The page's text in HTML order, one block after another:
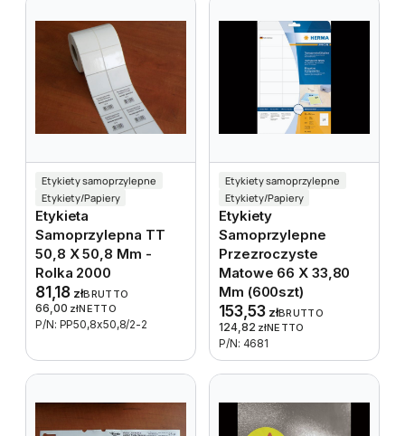
Etykiety samoprzylepne
Etykiety/Papiery
Etykieta
Samoprzylepna TT
50,8 X 50,8 Mm -
Rolka 2000
81,18 złBRUTTO
66,00 złNETTO
P/N: PP50,8x50,8/2-2
Etykiety samoprzylepne
Etykiety/Papiery
Etykiety
Samoprzylepne
Przezroczyste
Matowe 66 X 33,80
Mm (600szt)
153,53 złBRUTTO
124,82 złNETTO
P/N: 4681